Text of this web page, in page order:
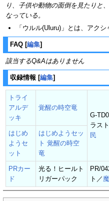
り、子供や動物の面倒を見たりと
なっている。
「ウルル(Uluru)」とは、アク
FAQ [編集]
該当するQ&Aはありません
収録情報 [編集]
トライ
アルデ
ッキ
覚醒の時空竜
G-
ラス
民
はじめ
ようセ
ット
はじめようセッ
ト 覚醒の時空
竜
PRカー
ド
光る！ヒールト
リガーパック
PR/
ト／